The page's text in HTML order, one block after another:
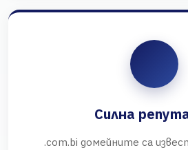
Силна
.com.bi домейните са